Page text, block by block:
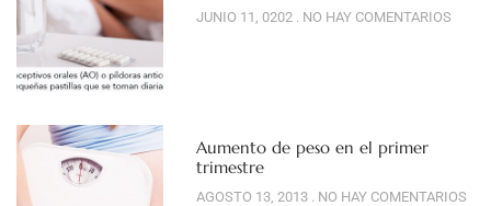
JUNIO 11, 0202 NO HAY COMENTARIOS
Aumento de peso en el primer
trimestre
AGOSTO 13, 2013 NO HAY COMENTARIOS